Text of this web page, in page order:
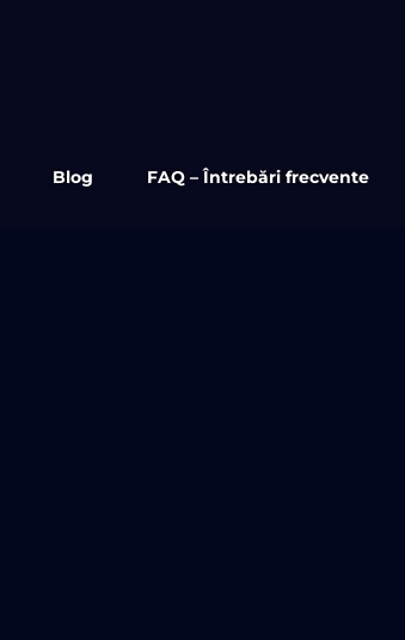
Blog FAQ – Întrebări frecvente